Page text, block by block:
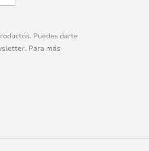
Puedes darte
Para más